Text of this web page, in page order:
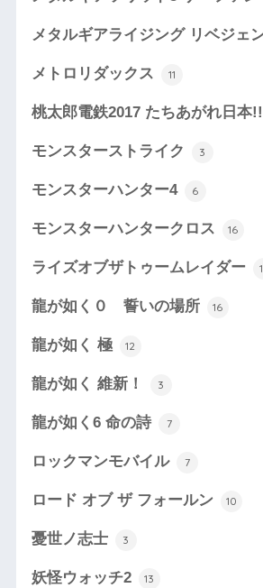
メタルギアライジング リベジェ
メトロリダックス 11
桃太郎電鉄2017 たちあがれ日本!!
モンスターストライク 3
モンスターハンター4 6
モンスターハンタークロス 16
ライズオブザトゥームレイダー
龍が如く０ 誓いの場所 16
龍が如く 極 12
龍が如く 維新！ 3
龍が如く6 命の詩 7
ロックマンモバイル 7
ロード オブ ザ フォールン 10
憂世ノ志士 3
妖怪ウォッチ2 13